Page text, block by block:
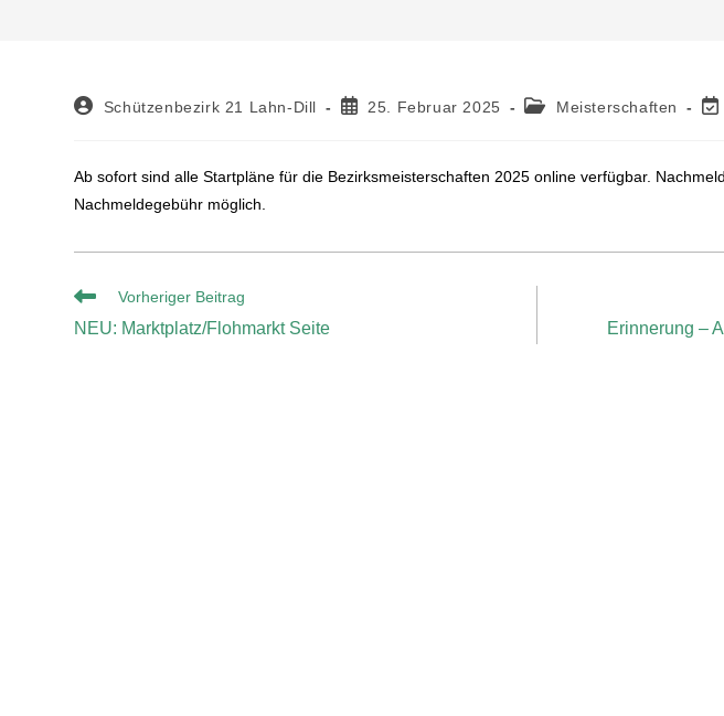
Schützenbezirk 21 Lahn-Dill 25. Februar 2025 Meisterschaften
Ab sofort sind alle Startpläne für die Bezirksmeisterschaften 2025 online verfügbar.
Nachmeldegebühr möglich.
Vorheriger Beitrag
NEU: Marktplatz/Flohmarkt Seite Erinnerung –